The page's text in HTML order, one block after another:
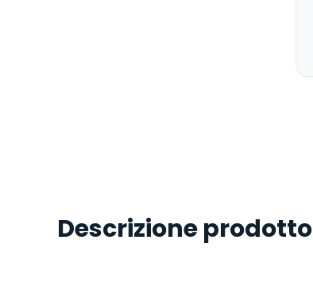
Descrizione prodotto